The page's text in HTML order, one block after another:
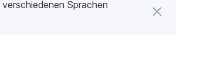
Sprachen